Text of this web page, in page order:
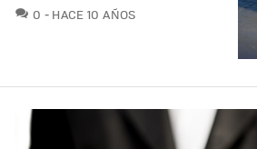
0 COMENTARIOS
HACE 10 AÑOS